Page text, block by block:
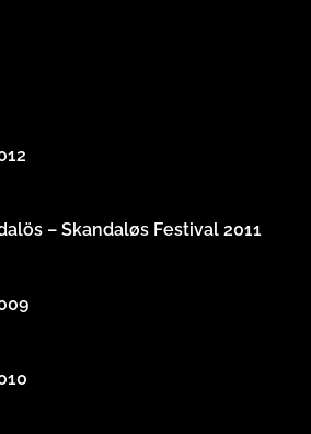
– Skandaløs Festival 2011